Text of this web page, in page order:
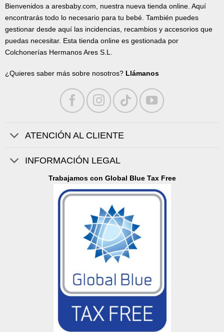
Bienvenidos a aresbaby.com, nuestra nueva tienda online. Aquí
encontrarás todo lo necesario para tu bebé. También puedes
gestionar desde aquí las incidencias, recambios y accesorios que
puedas necesitar. Esta tienda online es gestionada por
Colchonerías Hermanos Ares S.L.
¿Quieres saber más sobre nosotros? Llámanos
ATENCIÓN AL CLIENTE
INFORMACIÓN LEGAL
Trabajamos con Global Blue Tax Free